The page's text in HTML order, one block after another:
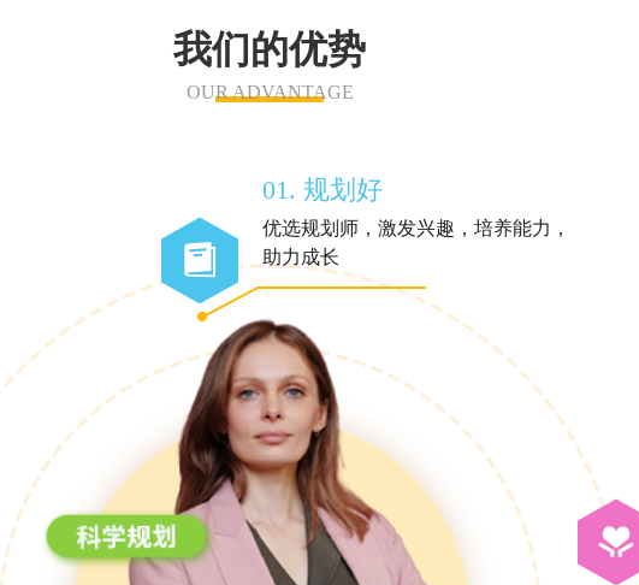
我们的优势
OUR ADVANTAGE
01. 规划好
优选规划师，激发兴趣，培养能力，
助力成长